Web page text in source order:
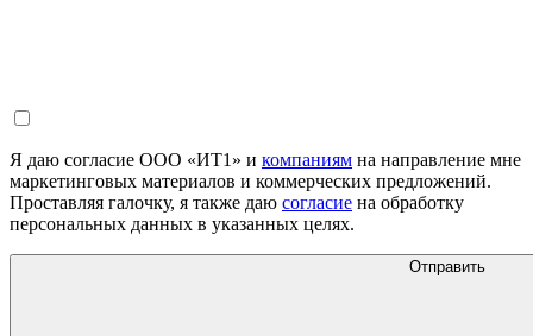
Я даю согласие ООО «ИТ1» и компаниям на направление мне
маркетинговых материалов и коммерческих предложений.
Проставляя галочку, я также даю согласие на обработку
персональных данных в указанных целях.
Отправить